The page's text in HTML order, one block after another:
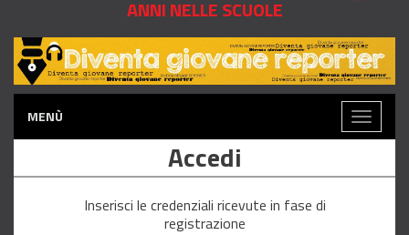
ANNI NELLE SCUOLE
MENÙ
Toggle
Accedi
Inserisci le credenziali ricevute in fase di
registrazione